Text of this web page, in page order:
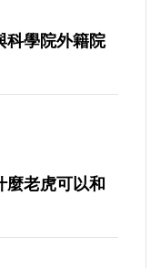
科學院外籍院
麼老虎可以和